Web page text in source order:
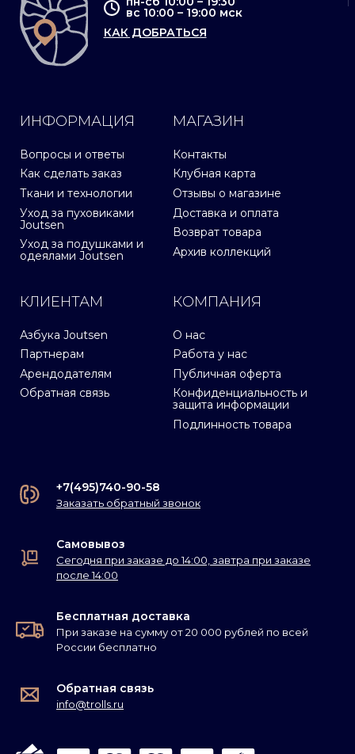
ИНФОРМАЦИЯ
Вопросы и ответы
Как сделать заказ
Ткани и технологии
Уход за пуховиками
Joutsen
Уход за подушками и
одеялами Joutsen
МАГАЗИН
Контакты
Клубная карта
Отзывы о магазине
Доставка и оплата
Возврат товара
Архив коллекций
КЛИЕНТАМ
Азбука Joutsen
Партнерам
Арендодателям
Обратная связь
КОМПАНИЯ
О нас
Работа у нас
Публичная оферта
Конфиденциальность и
защита информации
Подлинность товара
вс 10:00 – 19:00 мск
КАК ДОБРАТЬСЯ
+7(495)740-90-58
Заказать обратный звонок
Самовывоз
Сегодня при заказе до 14:00, завтра при заказе
после 14:00
Бесплатная доставка
При заказе на сумму от 20 000 рублей по всей
России бесплатно
Обратная связь
info@trolls.ru